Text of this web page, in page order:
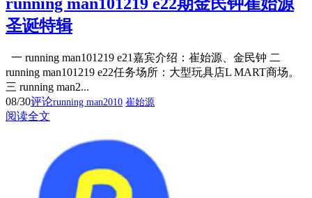
圣诞特辑
一 running man101219 e21嘉宾介绍：崔始源、金民钟 二
running man101219 e22任务场所：大型玩具店L MART商场。
三 running man2...
08/30评论running man2010 崔始源
阅读全文